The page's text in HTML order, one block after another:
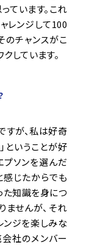
ています。これ
レンジして100
のチャンスがこ
しています。
すが、私は好奇
ということが好
プソンを選んだ
感じたからでも
た知識を身につ
ませんが、それ
ンジを楽しみな
社のメンバー